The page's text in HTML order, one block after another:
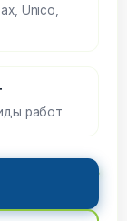
Unico,
работ